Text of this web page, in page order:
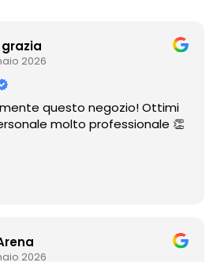
2026
questo negozio! Ottimi
molto professionale 👏
2026